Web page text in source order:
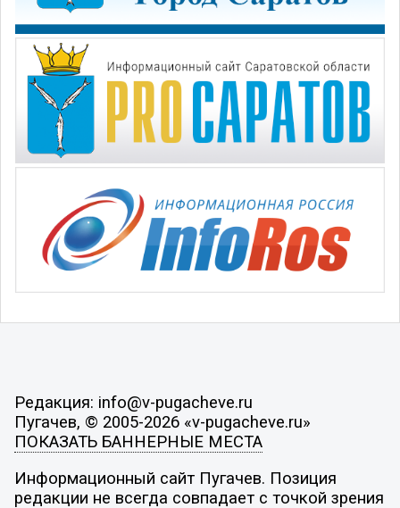
Редакция: info@v-pugacheve.ru
Пугачев, © 2005-2026 «v-pugacheve.ru»
ПОКАЗАТЬ БАННЕРНЫЕ МЕСТА
Информационный сайт Пугачев. Позиция
редакции не всегда совпадает с точкой зрения